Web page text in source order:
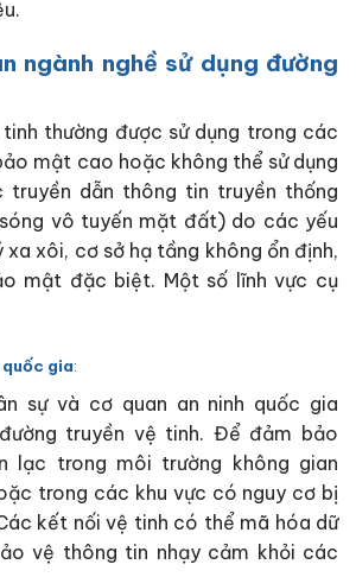
ngành nghề sử dụng đường
thường được sử dụng trong các
mật cao hoặc không thể sử dụng
truyền dẫn thông tin truyền thống
vô tuyến mặt đất) do các yếu
xa xôi, cơ sở hạ tầng không ổn định,
mật đặc biệt. Một số lĩnh vực cụ
gia:
sự và cơ quan an ninh quốc gia
truyền vệ tinh. Để đảm bảo
lạc trong môi trường không gian
trong các khu vực có nguy cơ bị
kết nối vệ tinh có thể mã hóa dữ
vệ thông tin nhạy cảm khỏi các